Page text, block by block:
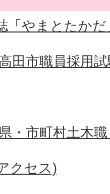
「やまとたかだ
田市職員採用
・市町村土木
クセス)